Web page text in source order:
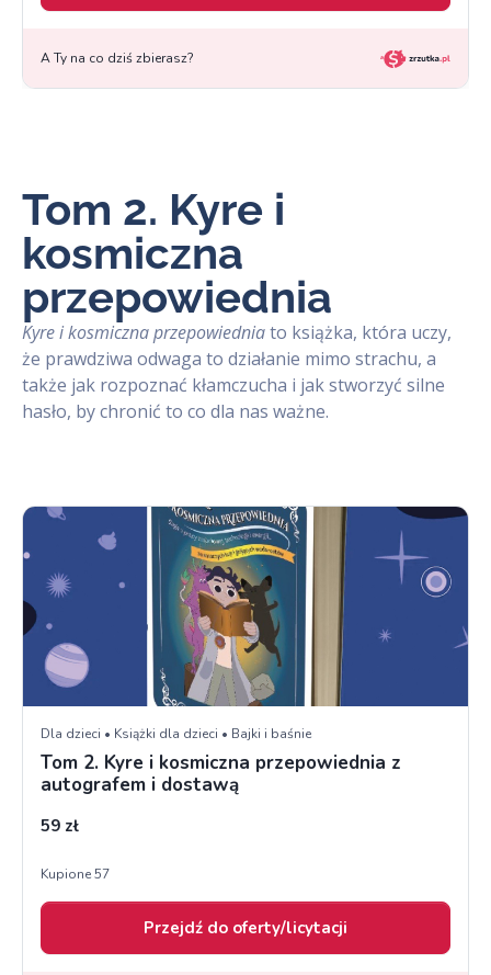
Tom 2. Kyre i
kosmiczna
przepowiednia
Kyre i kosmiczna przepowiedniato książka, która uczy,
że prawdziwa odwaga to działanie mimo strachu, a
także jak rozpoznać kłamczucha i jak stworzyć silne
hasło, by chronić to co dla nas ważne.